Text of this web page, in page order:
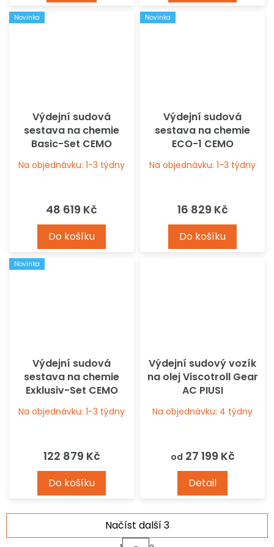
5
hvězdiček.
Novinka
Výdejní sudová
sestava na chemie
Basic-Set CEMO
Na objednávku: 1-3 týdny
48 619 Kč
Do košíku
Novinka
Výdejní sudová
sestava na chemie
ECO-1 CEMO
Na objednávku: 1-3 týdny
16 829 Kč
Do košíku
Novinka
Výdejní sudová
sestava na chemie
Exklusiv-Set CEMO
Na objednávku: 1-3 týdny
122 879 Kč
Do košíku
Výdejní sudový vozík
na olej Viscotroll Gear
AC PIUSI
Na objednávku: 4 týdny
od 27 199 Kč
Detail
Načíst další 3
S